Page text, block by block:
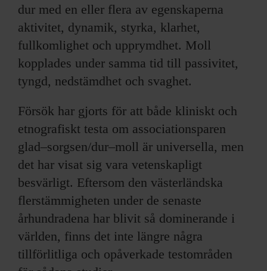
dur med en eller flera av egenskaperna
aktivitet, dynamik, styrka, klarhet,
fullkomlighet och upprymdhet. Moll
kopplades under samma tid till passivitet,
tyngd, nedstämdhet och svaghet.
Försök har gjorts för att både kliniskt och
etnografiskt testa om associationsparen
glad–sorgsen/dur–moll är universella, men
det har visat sig vara vetenskapligt
besvärligt. Eftersom den västerländska
flerstämmigheten under de senaste
århundradena har blivit så dominerande i
världen, finns det inte längre några
tillförlitliga och opåverkade testområden